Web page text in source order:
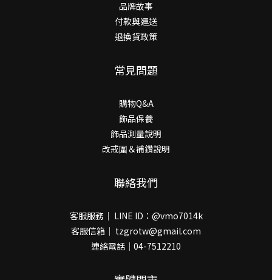
品牌故事
付款與運送
退換貨政策
常見問題
購物Q&A
飾品保養
飾品測量說明
改戒圍＆補鑽說明
聯絡我們
客服服務｜ LINE ID：@vmo7014k
客服信箱｜ tzgrotw@gmail.com
連絡電話｜04-7512210